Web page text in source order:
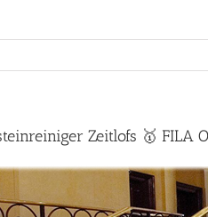
Zeitlofs 🥇 FILA